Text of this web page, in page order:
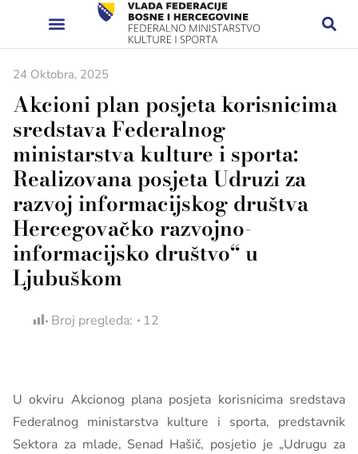
24 Oktobra, 2025
Akcioni plan posjeta korisnicima
sredstava Federalnog
ministarstva kulture i sporta:
Realizovana posjeta Udruzi za
razvoj informacijskog društva
Hercegovačko razvojno-
informacijsko društvo“ u
Ljubuškom
Broj pregleda: 12
U okviru Akcionog plana posjeta korisnicima sredstava
Federalnog ministarstva kulture i sporta, predstavnik
Sektora za mlade, Senad Hašič, posjetio je „Udrugu za